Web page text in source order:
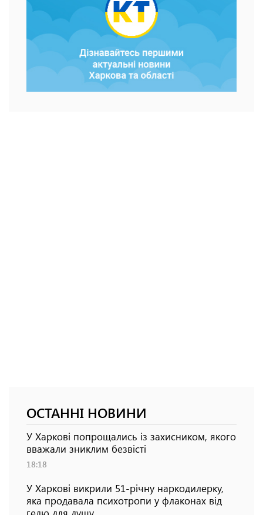
ОСТАННІ НОВИНИ
У Харкові попрощались із захисником, якого
вважали зниклим безвісті
18:18
У Харкові викрили 51-річну наркодилерку,
яка продавала психотропи у флаконах від